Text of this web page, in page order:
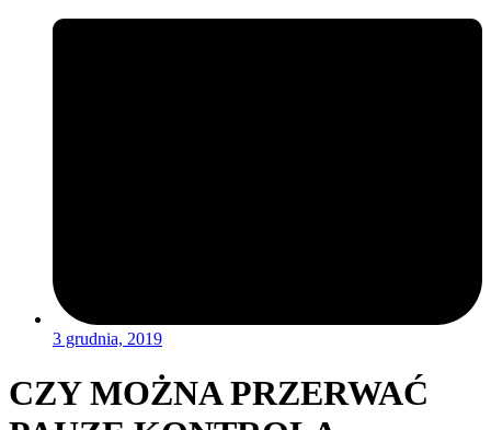
3 grudnia, 2019
CZY MOŻNA PRZERWAĆ